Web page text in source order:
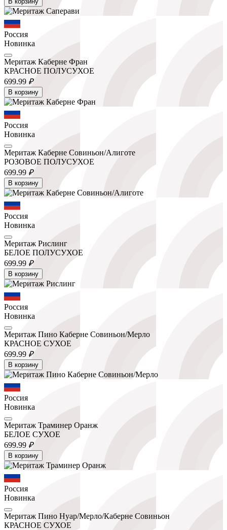
Россия
Новинка
Меритаж Каберне Фран
КРАСНОЕ ПОЛУСУХОЕ
699.99 ₽
В корзину
Россия
Новинка
Меритаж Каберне Совиньон/Алиготе
РОЗОВОЕ ПОЛУСУХОЕ
699.99 ₽
В корзину
Россия
Новинка
Меритаж Рислинг
БЕЛОЕ ПОЛУСУХОЕ
699.99 ₽
В корзину
Россия
Новинка
Меритаж Пино Каберне Совиньон/Мерло
КРАСНОЕ СУХОЕ
699.99 ₽
В корзину
Россия
Новинка
Меритаж Траминер Оранж
БЕЛОЕ СУХОЕ
699.99 ₽
В корзину
Россия
Новинка
Меритаж Пино Нуар/Мерло/Каберне Совиньон
КРАСНОЕ СУХОЕ